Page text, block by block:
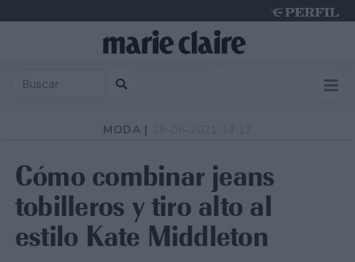
MODA |
Cómo combinar jeans
tobilleros y tiro alto al
estilo Kate Middleton